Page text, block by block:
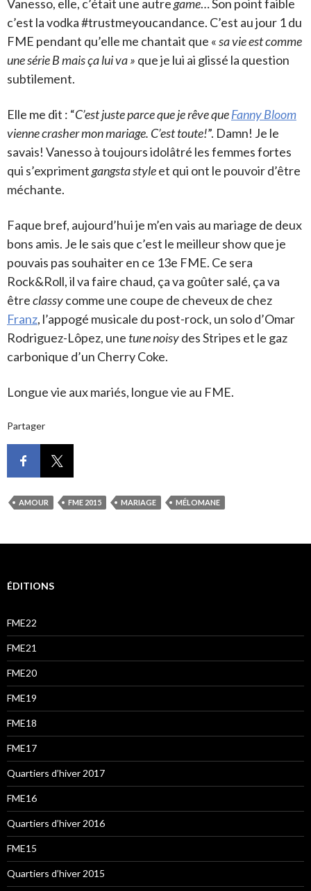
Vanesso, elle, c’était une autregame… Son point faible
c’est la vodka #trustmeyoucandance. C’est au jour 1 du
FME pendant qu’elle me chantait que «sa vie est comme
une série B mais ça lui va » que je lui ai glissé la question
subtilement.
Elle me dit : “C’est juste parce que je rêve queFanny Bloom
vienne crasher mon mariage. C’est toute!”. Damn! Je le
savais! Vanesso à toujours idolâtré les femmes fortes
qui s’exprimentgangsta styleet qui ont le pouvoir d’être
méchante.
Faque bref, aujourd’hui je m’en vais au mariage de deux
bons amis. Je le sais que c’est le meilleur show que je
pouvais pas souhaiter en ce 13e FME. Ce sera
Rock&Roll, il va faire chaud, ça va goûter salé, ça va
êtreclassycomme une coupe de cheveux de chez
Franz, l’appogé musicale du post-rock, un solo d’Omar
Rodriguez-Lôpez, une tune noisydes Stripes et le gaz
carbonique d’un Cherry Coke.
Longue vie aux mariés, longue vie au FME.
Partager
AMOUR FME 2015 MARIAGE MÉLOMANE
ÉDITIONS
FME22
FME21
FME20
FME19
FME18
FME17
Quartiers d’hiver 2017
FME16
Quartiers d’hiver 2016
FME15
Quartiers d’hiver 2015